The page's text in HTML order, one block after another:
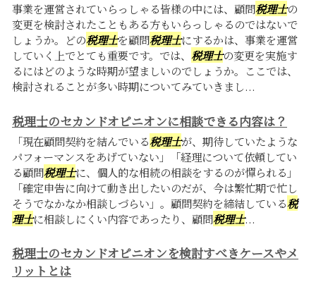
事業を運営されていらっしゃる皆様の中には、顧問税理士の
変更を検討されたこともある方もいらっしゃるのではないで
しょうか。どの税理士を顧問税理士にするかは、事業を運営
していく上でとても重要です。では、 税理士の変更を実施す
るにはどのような時期が望ましいのでしょうか。ここでは、
検討されることが多い時期についてみていきまし...
税理士のセカンドオピニオンに相談できる内容は？
「現在顧問契約を結んでいる税理士が、期待していたような
パフォーマンスをあげていない」「経理について依頼してい
る顧問税理士に、個人的な相続の相談をするのが憚られる」
「確定申告に向けて動き出したいのだが、今は繁忙期で忙し
そうでなかなか相談しづらい」。顧問契約を締結している税
理士に相談しにくい内容であったり、顧問税理士...
税理士のセカンドオピニオンを検討すべきケースやメ
リットとは